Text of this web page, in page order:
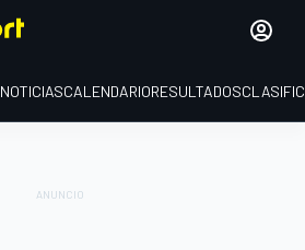
NOTICIASCALENDARIORESULTADOS